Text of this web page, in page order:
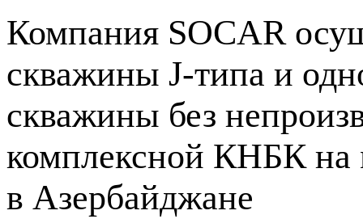
Компания SOCAR
скважины J-типа и
скважины без
комплексной КНБК
в Азербайджане